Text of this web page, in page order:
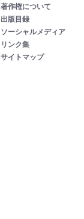
著作権について
出版目録
ソーシャルメディア
リンク集
サイトマップ